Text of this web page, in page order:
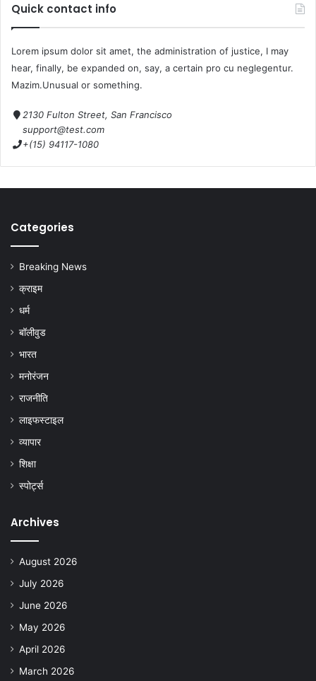
Quick contact info
Lorem ipsum dolor sit amet, the administration of justice, I may
hear, finally, be expanded on, say, a certain pro cu neglegentur.
Mazim.Unusual or something.
2130 Fulton Street, San Francisco
support@test.com
+(15) 94117-1080
Categories
Breaking News
क्राइम
धर्म
बॉलीवुड
भारत
मनोरंजन
राजनीति
लाइफस्टाइल
व्यापार
शिक्षा
स्पोर्ट्स
Archives
August 2026
July 2026
June 2026
May 2026
April 2026
March 2026